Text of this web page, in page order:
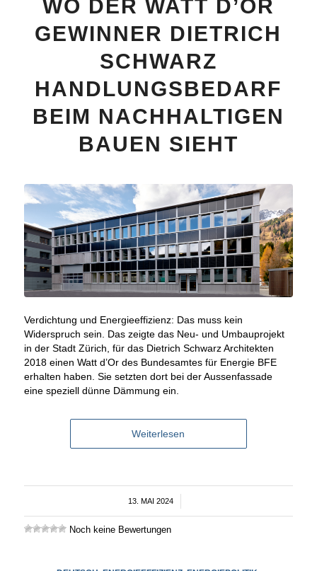
WO DER WATT D’OR
GEWINNER DIETRICH
SCHWARZ
HANDLUNGSBEDARF
BEIM NACHHALTIGEN
BAUEN SIEHT
Verdichtung und Energieeffizienz: Das muss kein
Widerspruch sein. Das zeigte das Neu- und Umbauprojekt
in der Stadt Zürich, für das Dietrich Schwarz Architekten
2018 einen Watt d’Or des Bundesamtes für Energie BFE
erhalten haben. Sie setzten dort bei der Aussenfassade
eine speziell dünne Dämmung ein.
Weiterlesen
13. MAI 2024
/
Noch keine Bewertungen